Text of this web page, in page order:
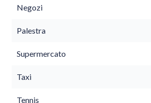
Negozi
Palestra
Supermercato
Taxi
Tennis